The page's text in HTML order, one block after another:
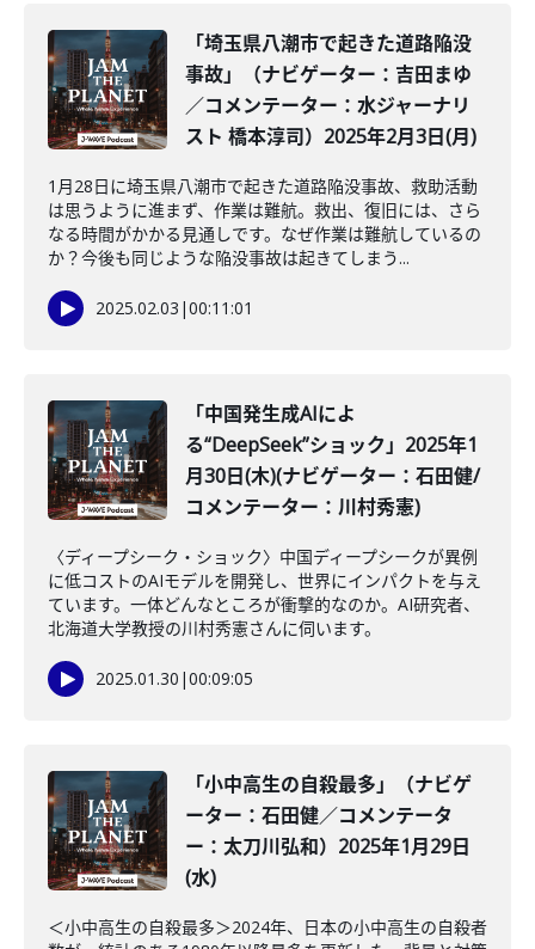
「埼玉県八潮市で起きた道路陥没
事故」（ナビゲーター：吉田まゆ
／コメンテーター：水ジャーナリ
スト 橋本淳司）2025年2月3日(月)
1月28日に埼玉県八潮市で起きた道路陥没事故、救助活動
は思うように進まず、作業は難航。救出、復旧には、さら
なる時間がかかる見通しです。なぜ作業は難航しているの
か？今後も同じような陥没事故は起きてしまう...
2025.02.03 |00:11:01
「中国発生成AIによ
る“DeepSeek”ショック」2025年1
月30日(木)(ナビゲーター：石田健/
コメンテーター：川村秀憲)
〈ディープシーク・ショック〉中国ディープシークが異例
に低コストのAIモデルを開発し、世界にインパクトを与え
ています。一体どんなところが衝撃的なのか。AI研究者、
北海道大学教授の川村秀憲さんに伺います。
2025.01.30 |00:09:05
「小中高生の自殺最多」（ナビゲ
ーター：石田健／コメンテータ
ー：太刀川弘和）2025年1月29日
(水)
＜小中高生の自殺最多＞2024年、日本の小中高生の自殺者